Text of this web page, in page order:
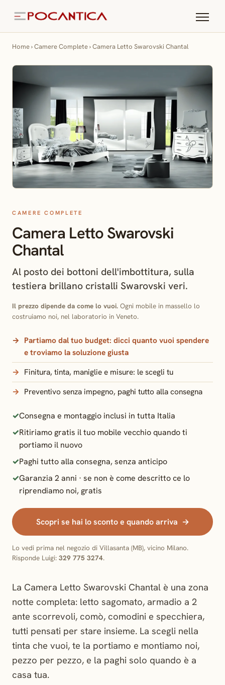
Home›Camere Complete›Camera Letto Swarovski Chantal
CAMERE COMPLETE
Camera Letto Swarovski
Chantal
Al posto dei bottoni dell'imbottitura, sulla
testiera brillano cristalli Swarovski veri.
Il prezzo dipende da come lo vuoi. Ogni mobile in massello lo
costruiamo noi, nel laboratorio in Veneto.
Partiamo dal tuo budget: dicci quanto vuoi spendere
e troviamo la soluzione giusta
Finitura, tinta, maniglie e misure: le scegli tu
Preventivo senza impegno, paghi tutto alla consegna
Consegna e montaggio inclusi in tutta Italia
Ritiriamo gratis il tuo mobile vecchio quando ti
portiamo il nuovo
Paghi tutto alla consegna, senza anticipo
Garanzia 2 anni · se non è come descritto ce lo
riprendiamo noi, gratis
Scopri se hai lo sconto e quando arriva
Lo vedi prima nel negozio di Villasanta (MB), vicino Milano.
Risponde Luigi: 329 775 3274.
La Camera Letto Swarovski Chantal è una zona
notte completa: letto sagomato, armadio a 2
ante scorrevoli, comò, comodini e specchiera,
tutti pensati per stare insieme. La scegli nella
tinta che vuoi, te la portiamo e montiamo noi,
pezzo per pezzo, e la paghi solo quando è a
casa tua.